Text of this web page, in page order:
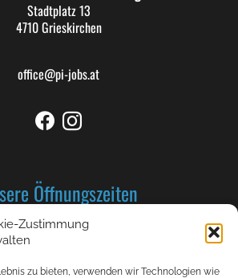
Zustimmung
zu bieten, verwenden wir Technologien wie
Stadtplatz 13
4710 Grieskirchen
office@pi-jobs.at
Öffnungszeiten
Donnerstag: 8-12 und 13-17 Uhr
Freitag 8-12 Uhr